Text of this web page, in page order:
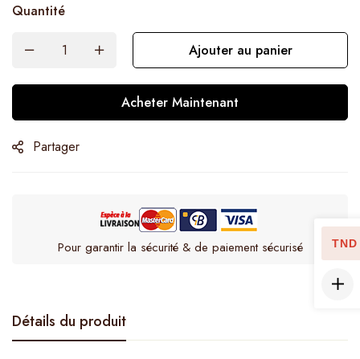
Quantité
Ajouter au panier
Acheter Maintenant
Partager
Pour garantir la sécurité & de paiement sécurisé
Détails du produit
TND